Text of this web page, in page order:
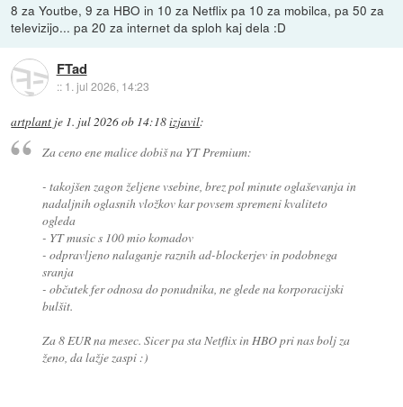
8 za Youtbe, 9 za HBO in 10 za Netflix pa 10 za mobilca, pa 50 za
televizijo... pa 20 za internet da sploh kaj dela :D
FTad
:: 1. jul 2026, 14:23
artplant je 1. jul 2026 ob 14:18izjavil:
Za ceno ene malice dobiš na YT Premium:
- takojšen zagon željene vsebine, brez pol minute oglaševanja in
nadaljnih oglasnih vložkov kar povsem spremeni kvaliteto
ogleda
- YT music s 100 mio komadov
- odpravljeno nalaganje raznih ad-blockerjev in podobnega
sranja
- občutek fer odnosa do ponudnika, ne glede na korporacijski
bulšit.
Za 8 EUR na mesec. Sicer pa sta Netflix in HBO pri nas bolj za
ženo, da lažje zaspi :)